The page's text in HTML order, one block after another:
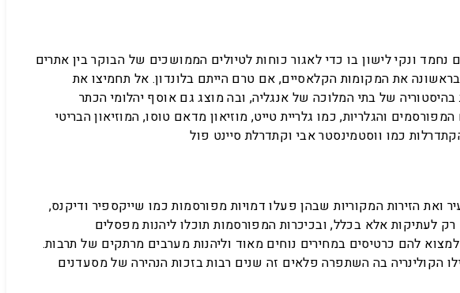
ונקי לישון בו כדי לאגור כוחות לטיולים הממושכים של הבוקר בין אתרים
את המקומות הקלאסיים, אם טרם הייתם בלונדון. אל תחמיצו את
של בתי המלוכה של אנגליה, ובה מוצג גם אוסף יהלומי הכתר
והגלריות, כמו גלריית טייט, מוזיאון מדאם טוסו, המוזיאון הבריטי
ואת הזירות המקוריות שבהן פעלו דמויות מפורסמות כמו שייקספיר ודיקנס,
לעתיקות אלא בכלל, ובכיכרות המפורסמות תוכלו ליהנות מפסלים
להם כרטיסים במחירים נוחים מאוד וליהנות מערבים מרתקים של תרבות.
הקולינריה בה השתפרה פלאים זה שנים רבות בזכות הנהירה של מסעדנים